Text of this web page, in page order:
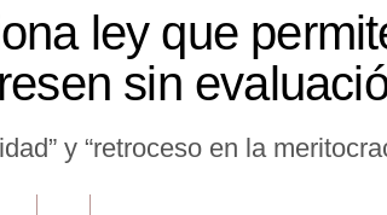
ley que
sin
y “retroceso en la